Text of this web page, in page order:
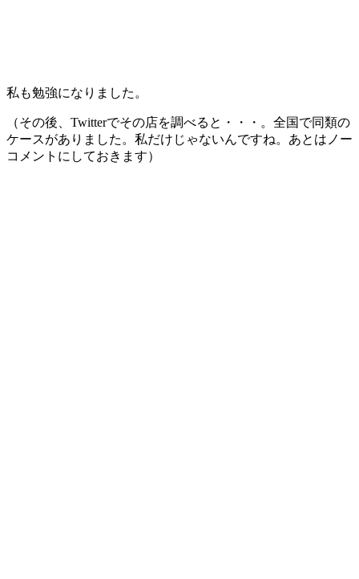
私も勉強になりました。
（その後、Twitterでその店を調べると・・・。全国で同類の
ケースがありました。私だけじゃないんですね。あとはノー
コメントにしておきます）